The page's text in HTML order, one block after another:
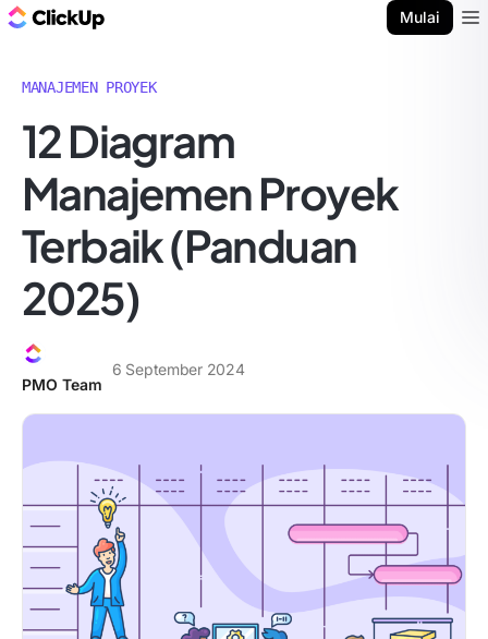
Mulai
MANAJEMEN PROYEK
12 Diagram
Manajemen Proyek
Terbaik (Panduan
2025)
PMO Team
6 September 2024